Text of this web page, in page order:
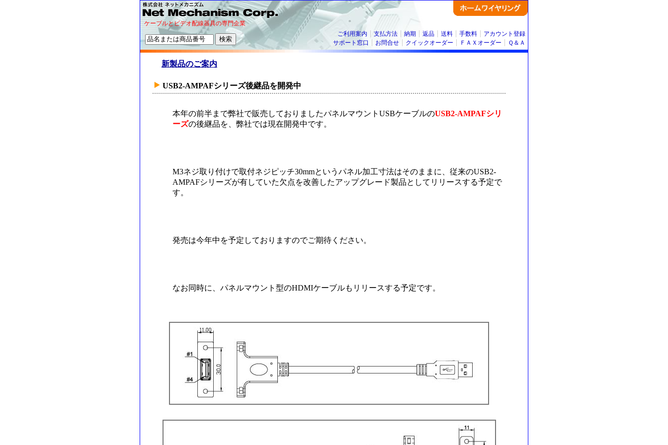
ケーブルとビデオ配線器具の専門企業
ご利用案内
支払方法 納期 返品 送料 手数料
アカウント登録
サポート窓口
お問合せ クイックオーダー ＦＡＸオーダー Ｑ＆Ａ
新製品のご案内
USB2-AMPAFシリーズ後継品を開発中
本年の前半まで弊社で販売しておりましたパネルマウントUSBケーブルのUSB2-AMPAFシリ
ーズの後継品を、弊社では現在開発中です。
M3ネジ取り付けで取付ネジピッチ30mmというパネル加工寸法はそのままに、従来のUSB2-
AMPAFシリーズが有していた欠点を改善したアップグレード製品としてリリースする予定で
す。
発売は今年中を予定しておりますのでご期待ください。
なお同時に、パネルマウント型のHDMIケーブルもリリースする予定です。